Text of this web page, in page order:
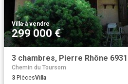
Villa·à vendre
299 000 €
3 chambres, Pierre Rhône
Chemin du Toursom
3 PiècesVilla